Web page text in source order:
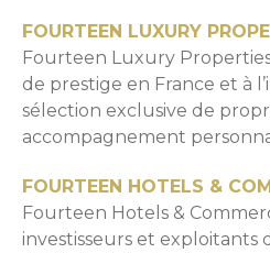
FOURTEEN LUXURY
Fourteen Luxury
de prestige en France et à
sélection exclusive de
accompagnement
FOURTEEN HOTELS &
Fourteen Hotels &
investisseurs et exploitants